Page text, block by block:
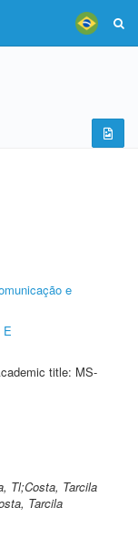
e
E
title: MS-
Tl;Costa, Tarcila
Tarcila